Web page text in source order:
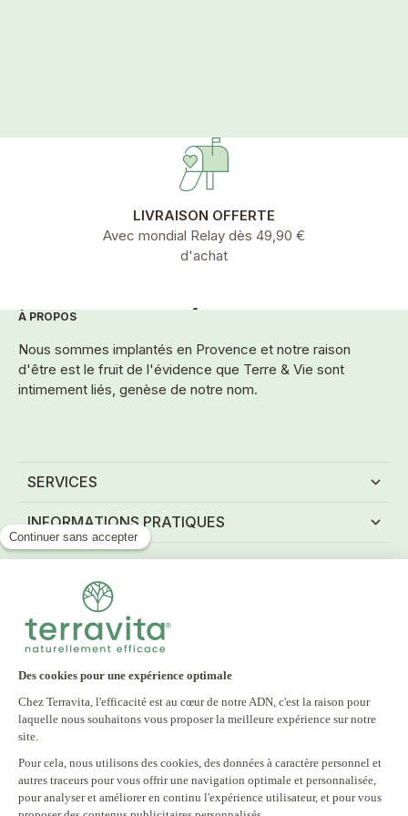
LIVRAISON OFFERTE
Avec mondial Relay dès 49,90 €
d'achat
À PROPOS
Nous sommes implantés en Provence et notre raison
d'être est le fruit de l'évidence que Terre & Vie sont
intimement liés, genèse de notre nom.
SERVICES
INFORMATIONS PRATIQUES
NEWSLETTER
Inscrivez-vous à notre newsletter et recevez tous
nos bons plans
S'INSCRIRE
En vous inscrivant à notre newsletter, vous acceptez notre politique
de confidentialité.